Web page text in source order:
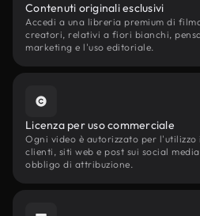
Contenuti originali esclusivi
Accedi a una libreria premium di
creatori, relativi a fiori bianchi,
marketing e l'uso editoriale.
Licenza per uso commerciale
Ogni video è autorizzato per
clienti, siti web e post sui social
obbligo di attribuzione.